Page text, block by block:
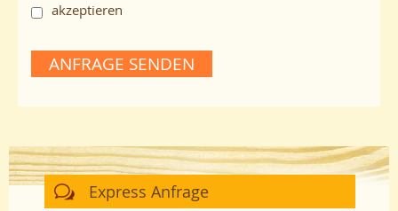
akzeptieren
ANFRAGE SENDEN
Express Anfrage